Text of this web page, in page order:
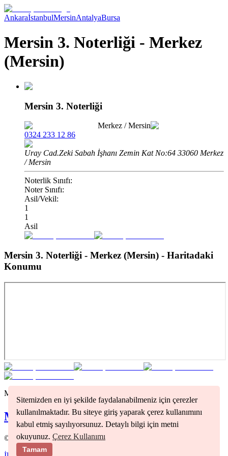
Sitemizden en iyi şekilde faydalanabilmeniz için çerezler
kullanılmaktadır. Bu siteye giriş yaparak çerez kullanımını
kabul etmiş sayılıyorsunuz. Detaylı bilgi için metni
okuyunuz. Çerez Kullanımı
Tamam
AnkaraİstanbulMersinAntalyaBursa
Mersin 3. Noterliği - Merkez
(Mersin)
Mersin 3. Noterliği
Merkez /Mersin
0324 233 12 86
Uray Cad.Zeki Sabah İşhanı Zemin Kat No:64 33060 Merkez
/ Mersin
Noterlik Sınıfı:
Noter Sınıfı:
Asil/Vekil:
1
1
Asil
Mersin 3. Noterliği - Merkez (Mersin) - Haritadaki
Konumu
Mersin
MersinNoterleri
© 2026Nöbetçi Noter